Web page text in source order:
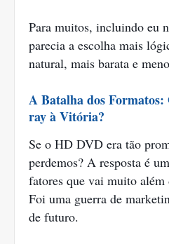
Para muitos, incluindo eu
parecia a escolha mais
natural, mais barata e
A Batalha dos
ray à Vitória?
Se o HD DVD era tão
perdemos? A resposta é
fatores que vai muito além
Foi uma guerra de
de futuro.